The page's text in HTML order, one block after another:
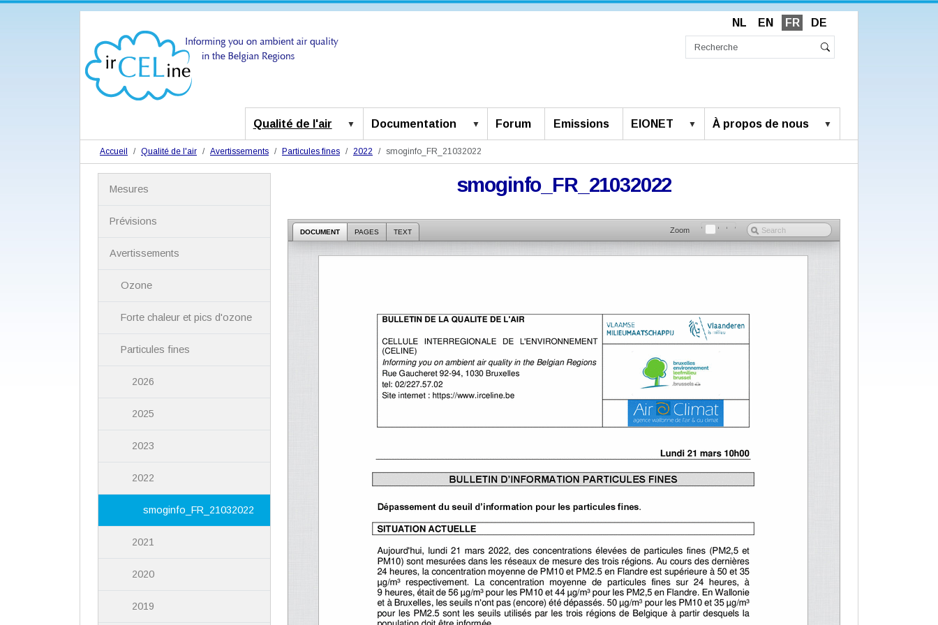
NL EN FR DE
Qualité de l'air Documentation Forum Emissions EIONET À propos de nous
Accueil Qualité de l'air Avertissements Particules fines 2022 smoginfo_FR_21032022
smoginfo_FR_21032022
DOCUMENT PAGES TEXT Zoom
Mesures
Prévisions
Avertissements
Ozone
Forte chaleur et pics d'ozone
Particules fines
2026
2025
2023
2022
smoginfo_FR_21032022
2021
2020
2019